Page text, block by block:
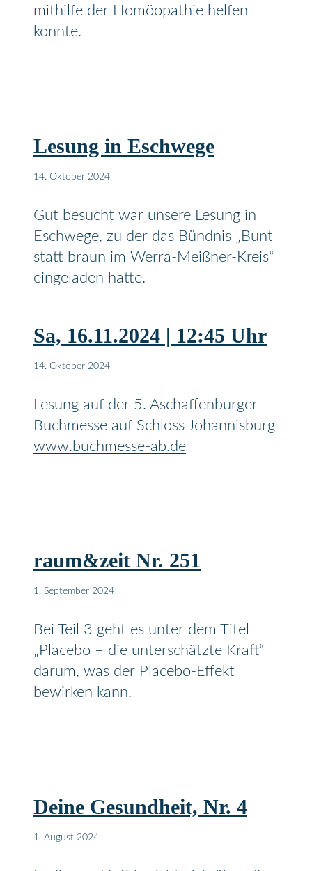
mithilfe der Homöopathie helfen
konnte.
Lesung in Eschwege
14. Oktober 2024
Gut besucht war unsere Lesung in
Eschwege, zu der das Bündnis „Bunt
statt braun im Werra-Meißner-Kreis“
eingeladen hatte.
Sa, 16.11.2024 | 12:45 Uhr
14. Oktober 2024
Lesung auf der 5. Aschaffenburger
Buchmesse auf Schloss Johannisburg
www.buchmesse-ab.de
raum&zeit Nr. 251
1. September 2024
Bei Teil 3 geht es unter dem Titel
„Placebo – die unterschätzte Kraft“
darum, was der Placebo-Effekt
bewirken kann.
Deine Gesundheit, Nr. 4
1. August 2024